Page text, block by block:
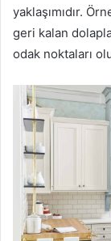
yaklaşımıdır.
geri kalan
odak noktaları